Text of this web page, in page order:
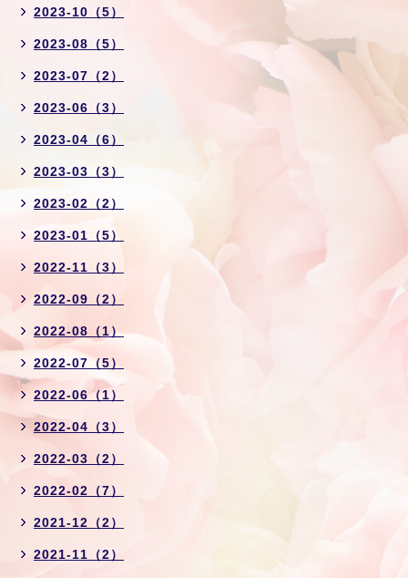
2023-10（5）
2023-08（5）
2023-07（2）
2023-06（3）
2023-04（6）
2023-03（3）
2023-02（2）
2023-01（5）
2022-11（3）
2022-09（2）
2022-08（1）
2022-07（5）
2022-06（1）
2022-04（3）
2022-03（2）
2022-02（7）
2021-12（2）
2021-11（2）